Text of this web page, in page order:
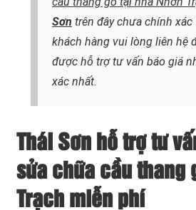
Sơn trên đây chưa chính xác
khách hàng vui lòng liên hệ
được hỗ trợ tư vấn báo giá
xác nhất.
Thái Sơn hỗ trợ tư
sửa chữa cầu thang
Trạch miễn phí